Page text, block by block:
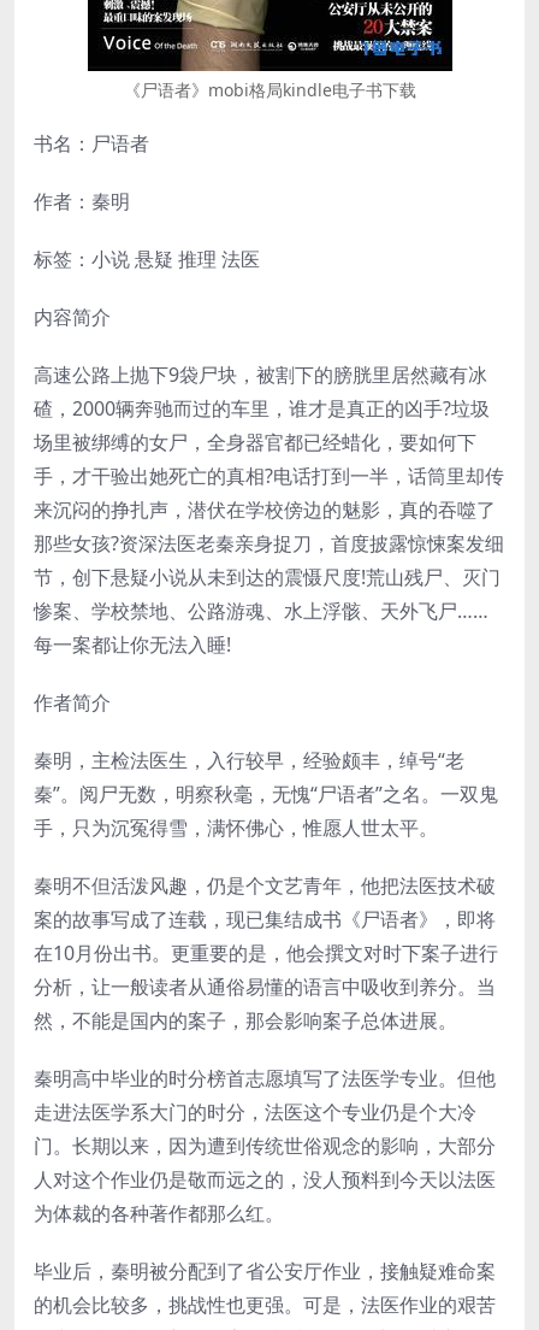
《尸语者》mobi格局kindle电子书下载
书名：尸语者
作者：秦明
标签：小说 悬疑 推理 法医
内容简介
高速公路上抛下9袋尸块，被割下的膀胱里居然藏有冰
碴，2000辆奔驰而过的车里，谁才是真正的凶手?垃圾
场里被绑缚的女尸，全身器官都已经蜡化，要如何下
手，才干验出她死亡的真相?电话打到一半，话筒里却传
来沉闷的挣扎声，潜伏在学校傍边的魅影，真的吞噬了
那些女孩?资深法医老秦亲身捉刀，首度披露惊悚案发细
节，创下悬疑小说从未到达的震慑尺度!荒山残尸、灭门
惨案、学校禁地、公路游魂、水上浮骸、天外飞尸……
每一案都让你无法入睡!
作者简介
秦明，主检法医生，入行较早，经验颇丰，绰号“老
秦”。阅尸无数，明察秋毫，无愧“尸语者”之名。一双鬼
手，只为沉冤得雪，满怀佛心，惟愿人世太平。
秦明不但活泼风趣，仍是个文艺青年，他把法医技术破
案的故事写成了连载，现已集结成书《尸语者》，即将
在10月份出书。更重要的是，他会撰文对时下案子进行
分析，让一般读者从通俗易懂的语言中吸收到养分。当
然，不能是国内的案子，那会影响案子总体进展。
秦明高中毕业的时分榜首志愿填写了法医学专业。但他
走进法医学系大门的时分，法医这个专业仍是个大冷
门。长期以来，因为遭到传统世俗观念的影响，大部分
人对这个作业仍是敬而远之的，没人预料到今天以法医
为体裁的各种著作都那么红。
毕业后，秦明被分配到了省公安厅作业，接触疑难命案
的机会比较多，挑战性也更强。可是，法医作业的艰苦